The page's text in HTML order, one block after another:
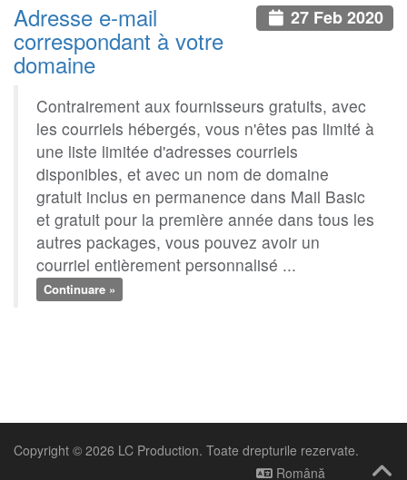
27 Feb 2020
Adresse e-mail
correspondant à votre
domaine
Contrairement aux fournisseurs gratuits, avec
les courriels hébergés, vous n'êtes pas limité à
une liste limitée d'adresses courriels
disponibles, et avec un nom de domaine
gratuit inclus en permanence dans Mail Basic
et gratuit pour la première année dans tous les
autres packages, vous pouvez avoir un
courriel entièrement personnalisé ...
Continuare »
Copyright © 2026 LC Production. Toate drepturile rezervate.
Română